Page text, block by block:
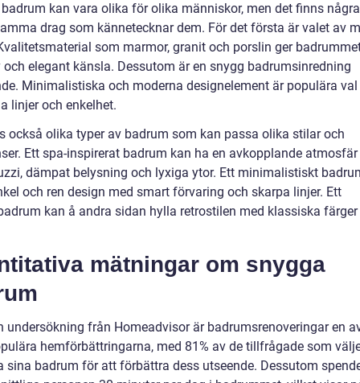
kan vara olika för olika människor, men det finns några
drag som kännetecknar dem. För det första är valet av
som marmor, granit och porslin ger
och elegant känsla. Dessutom är en snygg badrumsinredning
Minimalistiska och moderna designelement är populära val
linjer och enkelhet.
också olika typer av badrum som kan passa olika stilar och
Ett spa-inspirerat badrum kan ha en avkopplande
dämpat belysning och lyxiga ytor. Ett minimalistiskt
och ren design med smart förvaring och skarpa linjer. Ett
kan å andra sidan hylla retrostilen med klassiska
mätningar om snygga
undersökning från Homeadvisor är badrumsrenoveringar en
hemförbättringarna, med 81% av de tillfrågade som
sina badrum för att förbättra dess utseende. Dessutom